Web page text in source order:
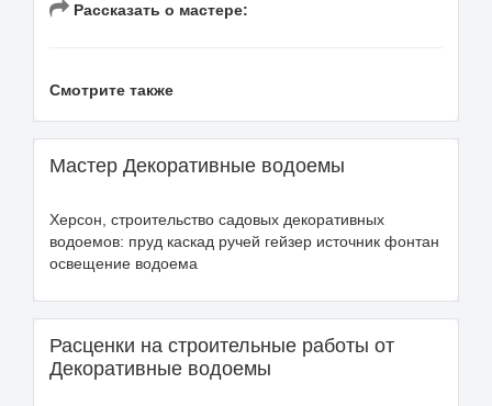
Рассказать о мастере:
Смотрите также
Мастер Декоративные водоемы
Херсон, строительство садовых декоративных
водоемов: пруд каскад ручей гейзер источник фонтан
освещение водоема
Расценки на строительные работы от
Декоративные водоемы